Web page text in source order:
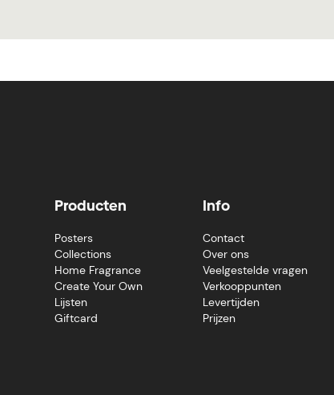
Producten
Posters
Collections
Home Fragrance
Create Your Own
Lijsten
Giftcard
Info
Contact
Over ons
Veelgestelde vragen
Verkooppunten
Levertijden
Prijzen